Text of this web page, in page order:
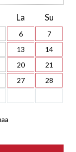
La Su
6
7
13
14
20
21
27
28